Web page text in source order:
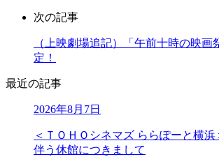
次の記事
（上映劇場追記）「午前十時の映画
定！
最近の記事
2026年8月7日
＜ＴＯＨＯシネマズ ららぽーと横浜
伴う休館につきまして